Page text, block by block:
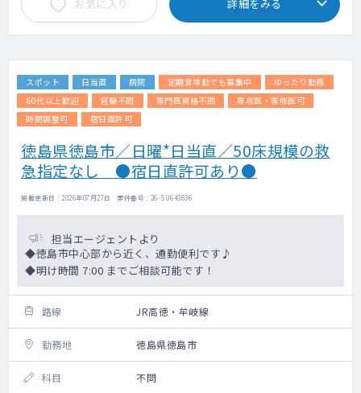
お気に入り 詳細をみる
スポット 日当直 病院 定期非常勤でも募集中
ゆったり勤務
60代以上歓迎
経験不問 専門医資格不問
専攻医・専修医可
時間調整可
宿日直許可
徳島県徳島市／日曜*日当直／50床規模の救
急指定なし ●宿日直許可あり●
掲載更新日 : 2026年07月27日 案件番号 : 26-SU643836
担当エージェントより
◆徳島市中心部から近く、通勤便利です♪
◆明け時間 7:00 までご相談可能です！
路線 JR高徳・牟岐線
勤務地 徳島県徳島市
科目 不問